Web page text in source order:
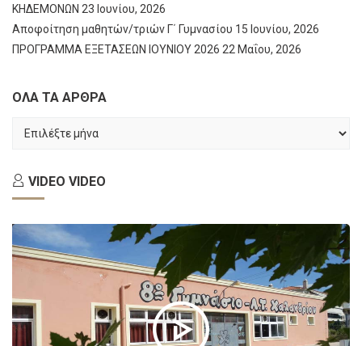
ΚΗΔΕΜΟΝΩΝ 23 Ιουνίου, 2026
Αποφοίτηση μαθητών/τριών Γ΄ Γυμνασίου 15 Ιουνίου, 2026
ΠΡΟΓΡΑΜΜΑ ΕΞΕΤΑΣΕΩΝ ΙΟΥΝΙΟΥ 2026 22 Μαΐου, 2026
ΟΛΑ ΤΑ ΑΡΘΡΑ
ΤΑ
VIDEO VIDEO